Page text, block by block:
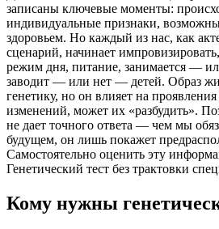
записаны ключевые моменты:
индивидуальные признаки,
здоровьем. Но каждый из нас, как
сценарий, начинает
режим дня, питание, занимается —
заводит — или нет — детей. Образ
генетику, но он влияет на
изменений, может их «разбудить».
не дает точного ответа — чем мы
будущем, он лишь покажет
Самостоятельно оценить эту
Генетический тест без трактовки
Кому нужны